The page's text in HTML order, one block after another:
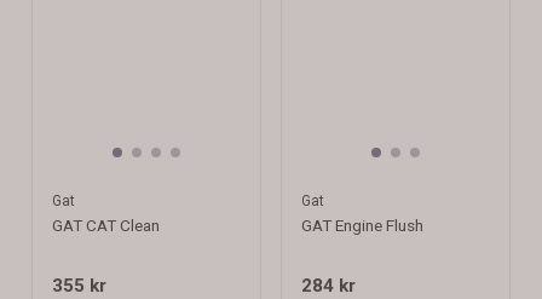
Gat
GAT CAT Clean
355 kr
Gat
GAT Engine Flush
284 kr